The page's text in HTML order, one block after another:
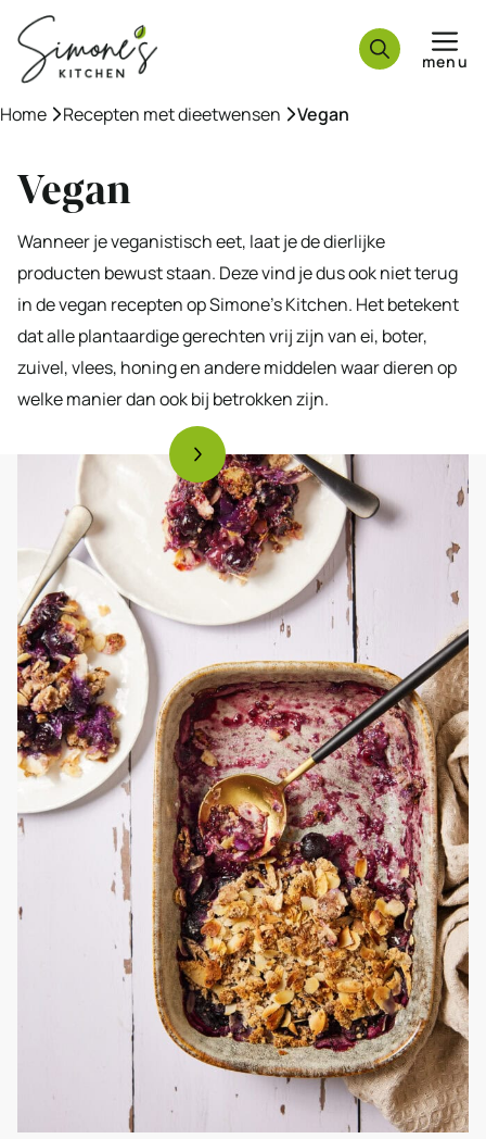
naar
inhoud
menu
Home »Recepten met dieetwensen »Vegan
Vegan
Wanneer je veganistisch eet, laat je de dierlijke
producten bewust staan. Deze vind je dus ook niet terug
in de vegan recepten op Simone’s Kitchen. Het betekent
dat alle plantaardige gerechten vrij zijn van ei, boter,
zuivel, vlees, honing en andere middelen waar dieren op
welke manier dan ook bij betrokken zijn.